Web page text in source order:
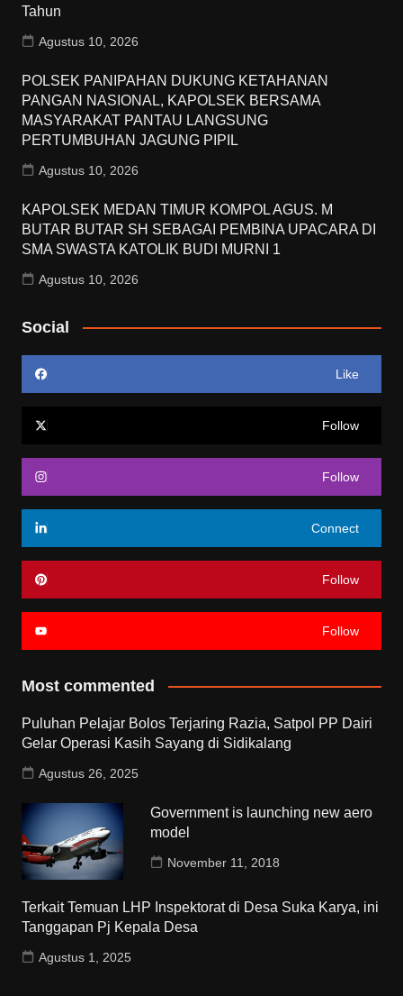
Tahun
Agustus 10, 2026
POLSEK PANIPAHAN DUKUNG KETAHANAN
PANGAN NASIONAL, KAPOLSEK BERSAMA
MASYARAKAT PANTAU LANGSUNG
PERTUMBUHAN JAGUNG PIPIL
Agustus 10, 2026
KAPOLSEK MEDAN TIMUR KOMPOL AGUS. M
BUTAR BUTAR SH SEBAGAI PEMBINA UPACARA DI
SMA SWASTA KATOLIK BUDI MURNI 1
Agustus 10, 2026
Social
Like
Follow
Follow
Connect
Follow
Follow
Most commented
Puluhan Pelajar Bolos Terjaring Razia, Satpol PP Dairi
Gelar Operasi Kasih Sayang di Sidikalang
Agustus 26, 2025
Government is launching new aero
model
November 11, 2018
Terkait Temuan LHP Inspektorat di Desa Suka Karya, ini
Tanggapan Pj Kepala Desa
Agustus 1, 2025